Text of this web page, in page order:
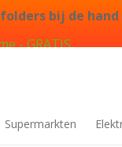
bij de hand
- GRATIS
Supermarkten